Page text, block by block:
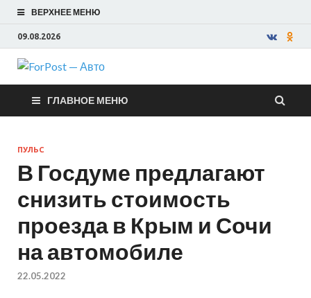
ВЕРХНЕЕ МЕНЮ
09.08.2026
ForPost —
Авто
ГЛАВНОЕ МЕНЮ
ПУЛЬС
В Госдуме предлагают
снизить стоимость
проезда в Крым и Сочи
на автомобиле
22.05.2022